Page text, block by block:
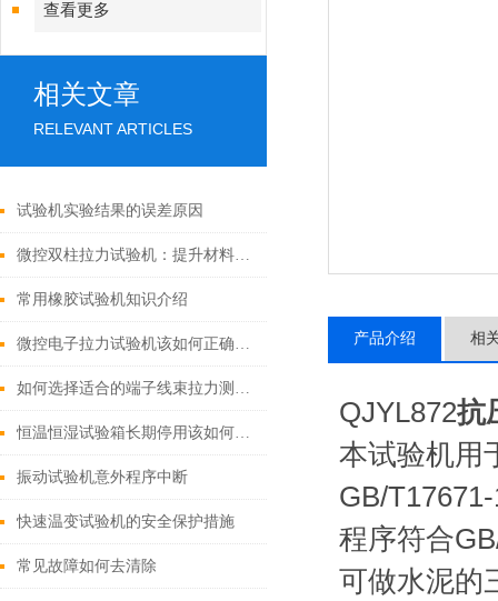
查看更多
相关文章
RELEVANT ARTICLES
试验机实验结果的误差原因
微控双柱拉力试验机：提升材料质量检测效率的关键设备
常用橡胶试验机知识介绍
微控电子拉力试验机该如何正确使用？
如何选择适合的端子线束拉力测试机？专家指南
恒温恒湿试验箱长期停用该如何维护？
振动试验机意外程序中断
快速温变试验机的安全保护措施
常见故障如何去清除
产品介绍 相
QJYL872抗
本试验机用
GB/
程序符合
可做水泥的